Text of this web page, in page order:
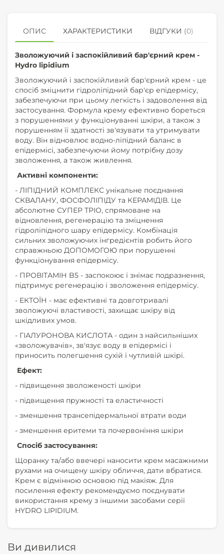
ОПИС ХАРАКТЕРИСТИКИ ВІДГУКИ (0)
Зволожуючий і заспокійливий бар'єрний крем -
Hydro lipidium
Зволожуючий і заспокійливий бар'єрний крем - це
спосіб зміцнити гідроліпідний бар'єр епідермісу,
забезпечуючи при цьому легкість і задоволення від
застосування. Формула крему ефективно бореться
з порушеннями у функціонуванні шкіри, а також з
порушенням її здатності зв'язувати та утримувати
воду. Він відновлює водно-ліпідний баланс в
епідермісі, забезпечуючи йому потрібну дозу
зволоження, а також живлення.
Активні компоненти:
- ЛІПІДНИЙ КОМПЛЕКС унікальне поєднання
СКВАЛАНУ, ФОСФОЛІПІДУ та КЕРАМІДІВ. Це
абсолютне СУПЕР ТРІО, спрямоване на
відновлення, регенерацію та зміцнення
гідроліпідного шару епідермісу. Комбінація
сильних зволожуючих інгредієнтів робить його
справжньою ДОПОМОГОЮ при порушенні
функціонування епідермісу.
- ПРОВІТАМІН B5 - заспокоює і знімає подразнення,
підтримує регенерацію і зволоження епідермісу.
- ЕКТОЇН - має ефективні та довготривалі
зволожуючі властивості, захищає шкіру від
шкідливих умов.
- ГІАЛУРОНОВА КИСЛОТА - один з найсильніших
«зволожувачів», зв'язує воду в епідермісі і
приносить полегшення сухій і чутливій шкірі.
Ефект:
- підвищення зволоженості шкіри
- підвищення пружності та еластичності
- зменшення трансепідермальної втрати води
- зменшення еритеми та почервоніння шкіри
Спосіб застосування:
Щоранку та/або ввечері наносити крем масажними
рухами на очищену шкіру обличчя, дати вбратися.
Крем є відмінною основою під макіяж. Для
посилення ефекту рекомендуємо поєднувати
використання крему з іншими засобами серії
HYDRO LIPIDIUM.
Ви дивилися